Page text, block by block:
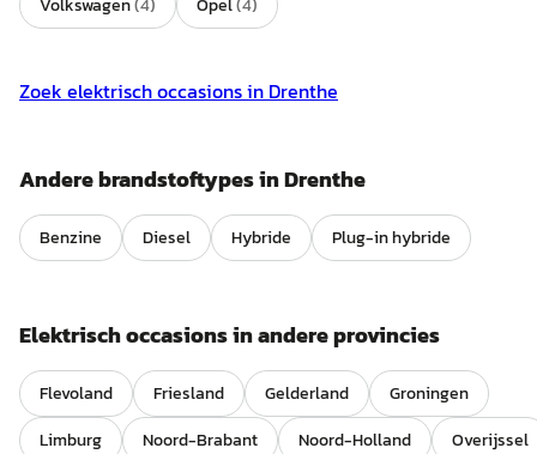
Volkswagen(4) Opel(4)
Zoek elektrischoccasions in Drenthe
Andere brandstoftypes inDrenthe
Benzine Diesel Hybride Plug-in hybride
Elektrischoccasions in andere provincies
Flevoland Friesland Gelderland
Groningen
Limburg
Noord-Brabant Noord-Holland
Overijssel